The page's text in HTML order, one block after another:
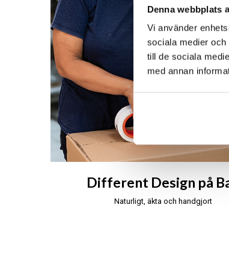
Denna webbplats
Vi använder
sociala medier
till de sociala
med annan
Different Design på
Naturligt, äkta och handgjort